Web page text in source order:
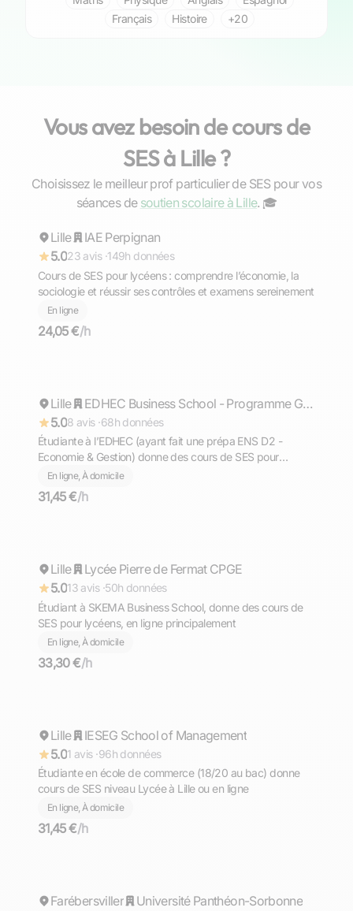
Français
Histoire +20
Vous avez besoin de cours de
SES à Lille ?
Choisissez le meilleur prof particulier de SES pour vos
séances de soutien scolaire à Lille. ‍🎓
Répond rapidement
Tom
Lille
IAE Perpignan
5.023 avis ·149h données
Cours de SES pour lycéens : comprendre l’économie, la
sociologie et réussir ses contrôles et examens sereinement
En ligne
24,05 €/h
Répond rapidement
Lille
EDHEC Business School - Programme Grande École
5.08 avis ·68h données
Étudiante à l’EDHEC (ayant fait une prépa ENS D2 -
Economie & Gestion) donne des cours de SES pour
lycéens (18/20 au bac de SES passé en 2023)
En ligne, À domicile
31,45 €/h
Répond rapidement
Lille
Lycée Pierre de Fermat CPGE
5.013 avis ·50h données
Étudiant à SKEMA Business School, donne des cours de
SES pour lycéens, en ligne principalement
En ligne, À domicile
33,30 €/h
Répond rapidement
Lille
IESEG School of Management
5.01 avis ·96h données
Étudiante en école de commerce (18/20 au bac) donne
cours de SES niveau Lycée à Lille ou en ligne
En ligne, À domicile
31,45 €/h
Répond rapidement
Farébersviller
Université Panthéon-Sorbonne